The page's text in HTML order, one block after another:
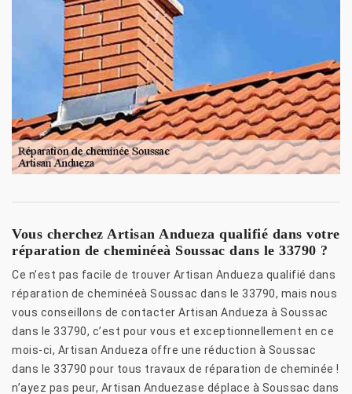
Vous cherchez Artisan Andueza qualifié dans votre
réparation de cheminéeà Soussac dans le 33790 ?
Ce n’est pas facile de trouver Artisan Andueza qualifié dans
réparation de cheminéeà Soussac dans le 33790, mais nous
vous conseillons de contacter Artisan Andueza à Soussac
dans le 33790, c’est pour vous et exceptionnellement en ce
mois-ci, Artisan Andueza offre une réduction à Soussac
dans le 33790 pour tous travaux de réparation de cheminée !
n’ayez pas peur, Artisan Anduezase déplace à Soussac dans